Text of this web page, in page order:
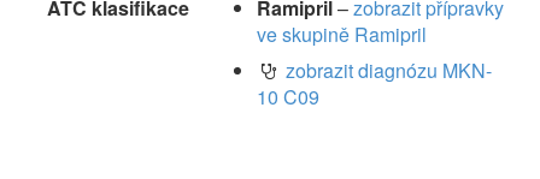
ATC klasifikace
Ramipril–zobrazit přípravky
ve skupině Ramipril
zobrazit diagnózu MKN-
10 C09